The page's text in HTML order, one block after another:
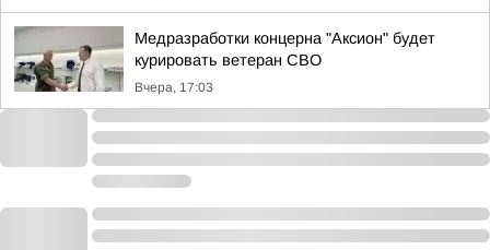
Медразработки концерна "Аксион" будет
курировать ветеран СВО
Вчера, 17:03